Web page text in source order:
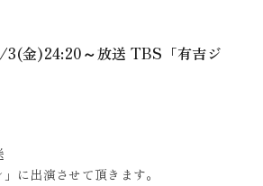
3(金)24:20～放送 TBS「有吉ジ
に出演させて頂きます。